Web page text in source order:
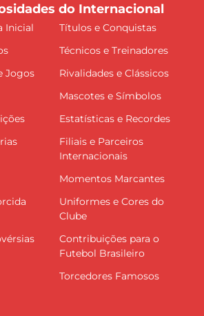
do Internacional
Inicial
Títulos e Conquistas
Técnicos e Treinadores
Jogos
Rivalidades e Clássicos
Mascotes e Símbolos
Estatísticas e Recordes
Filiais e Parceiros
Internacionais
Momentos Marcantes
Uniformes e Cores do
Clube
Contribuições para o
Futebol Brasileiro
Torcedores Famosos